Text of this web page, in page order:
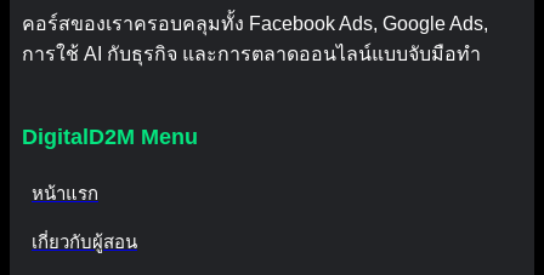
คอร์สของเราครอบคลุมทั้ง Facebook Ads, Google Ads,
การใช้ AI กับธุรกิจ และการตลาดออนไลน์แบบจับมือทำ
DigitalD2M Menu
หน้าแรก
เกี่ยวกับผู้สอน